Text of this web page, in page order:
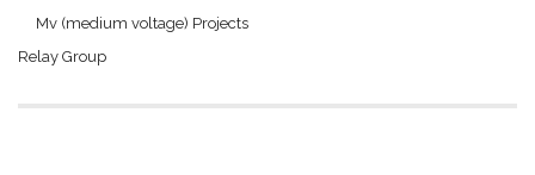
Mv (medium voltage) Projects
Relay Group